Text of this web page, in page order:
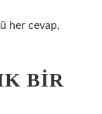
her cevap,
BIR